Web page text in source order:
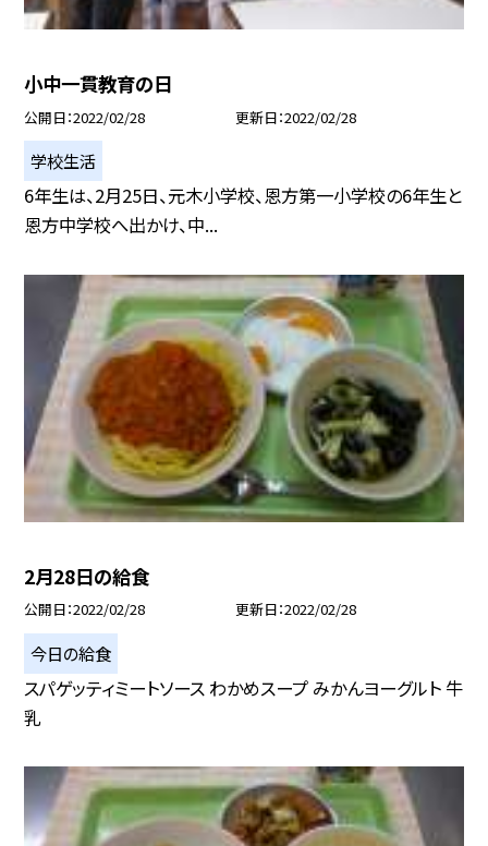
小中一貫教育の日
公開日 2022/02/28 更新日 2022/02/28
学校生活
6年生は、2月25日、元木小学校、恩方第一小学校の6年生と
恩方中学校へ出かけ、中...
2月28日の給食
公開日 2022/02/28 更新日 2022/02/28
今日の給食
スパゲッティミートソース わかめスープ みかんヨーグルト 牛
乳